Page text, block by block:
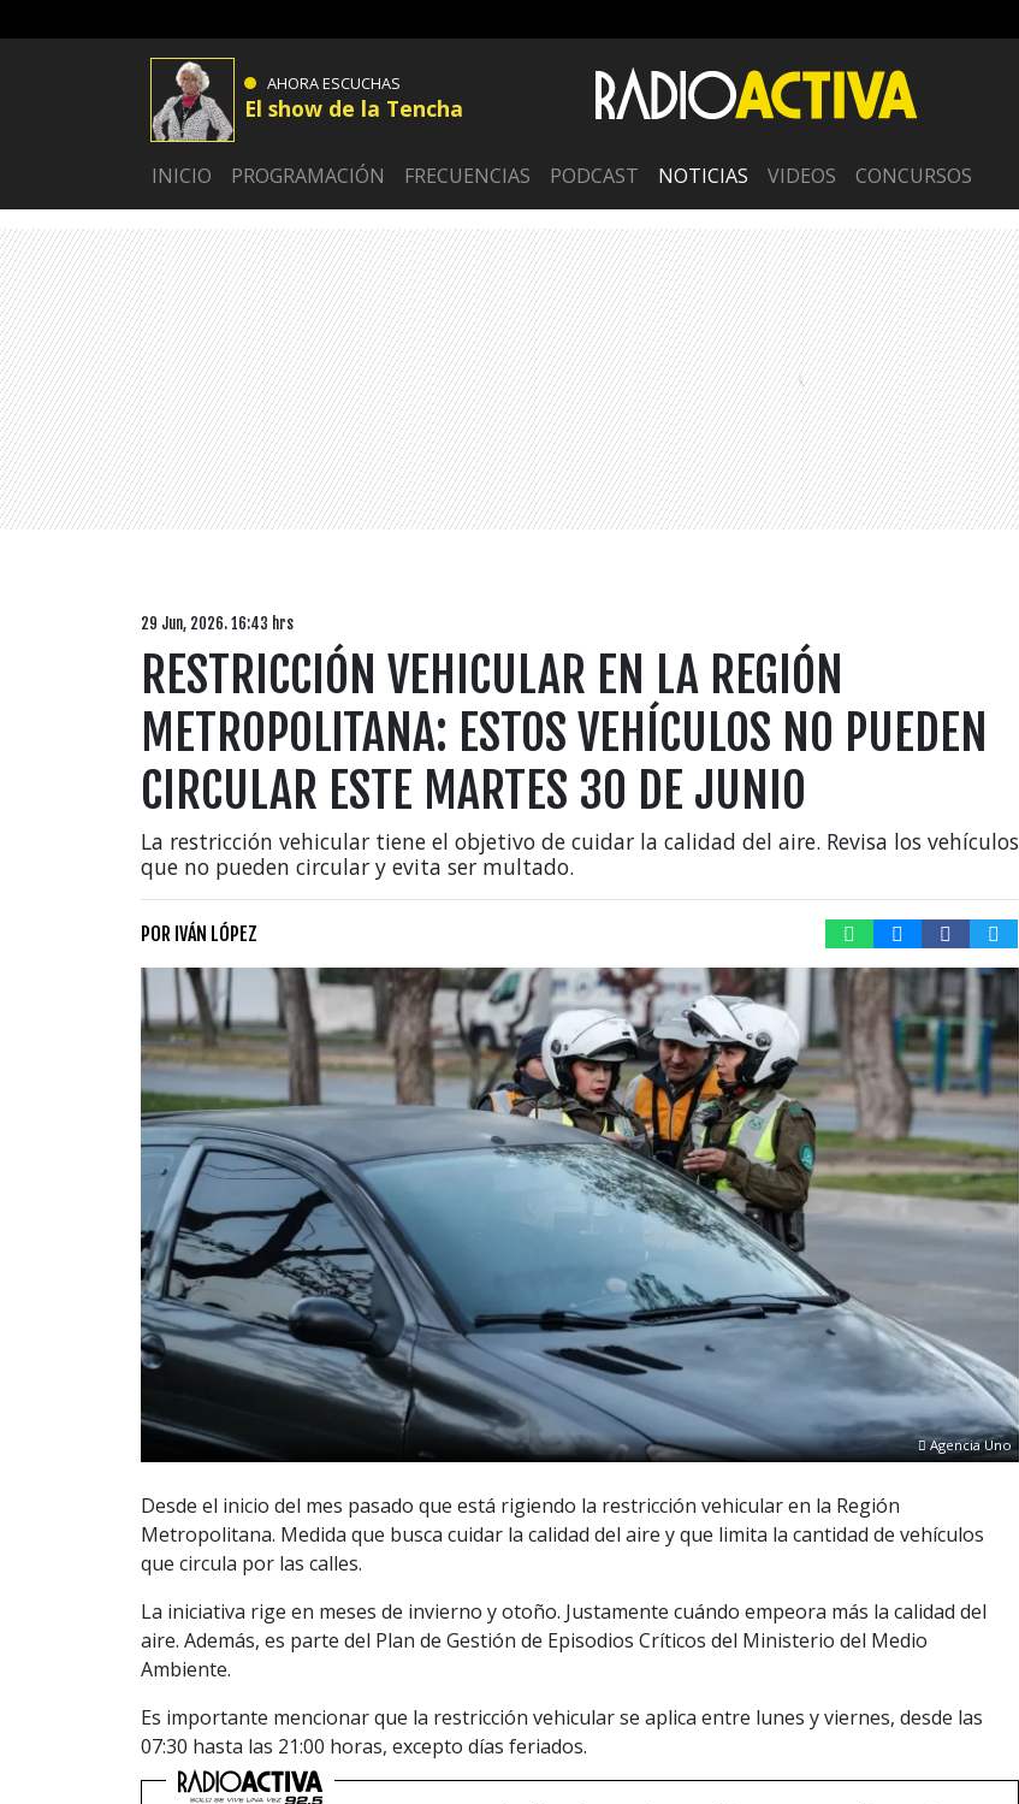
AHORA ESCUCHAS
El show de la Tencha
INICIO PROGRAMACIÓN FRECUENCIAS PODCAST NOTICIAS VIDEOS CONCURSOS
29 Jun, 2026. 16:43 hrs
RESTRICCIÓN VEHICULAR EN LA REGIÓN
METROPOLITANA: ESTOS VEHÍCULOS NO PUEDEN
CIRCULAR ESTE MARTES 30 DE JUNIO
La restricción vehicular tiene el objetivo de cuidar la calidad del aire. Revisa los vehículos
que no pueden circular y evita ser multado.
POR IVÁN LÓPEZ
Agencia Uno
Desde el inicio del mes pasado que está rigiendo la restricción vehicular en la Región
Metropolitana. Medida que busca cuidar la calidad del aire y que limita la cantidad de vehículos
que circula por las calles.
La iniciativa rige en meses de invierno y otoño. Justamente cuándo empeora más la calidad del
aire. Además, es parte del Plan de Gestión de Episodios Críticos del Ministerio del Medio
Ambiente.
Es importante mencionar que la restricción vehicular se aplica entre lunes y viernes, desde las
07:30 hasta las 21:00 horas, excepto días feriados.